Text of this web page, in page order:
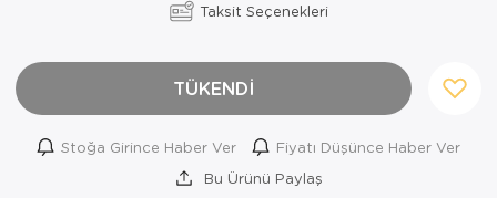
Taksit Seçenekleri
TÜKENDİ
Stoğa Girince Haber Ver
Fiyatı Düşünce Haber Ver
Bu Ürünü Paylaş